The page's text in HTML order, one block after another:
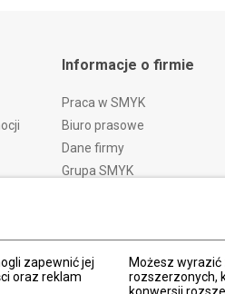
zapewnić jej
oraz reklam
Możesz
rozszerzonych,
Informacje o firmie
Praca w SMYK
Biuro prasowe
Dane firmy
Grupa SMYK
Akt o usługach cyfrowych
Deklaracja dostępności